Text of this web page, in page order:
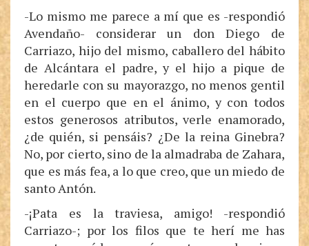
-Lo mismo me parece a mí que es -respondió
Avendaño- considerar un don Diego de
Carriazo, hijo del mismo, caballero del hábito
de Alcántara el padre, y el hijo a pique de
heredarle con su mayorazgo, no menos gentil
en el cuerpo que en el ánimo, y con todos
estos generosos atributos, verle enamorado,
¿de quién, si pensáis? ¿De la reina Ginebra?
No, por cierto, sino de la almadraba de Zahara,
que es más fea, a lo que creo, que un miedo de
santo Antón.
-¡Pata es la traviesa, amigo! -respondió
Carriazo-; por los filos que te herí me has